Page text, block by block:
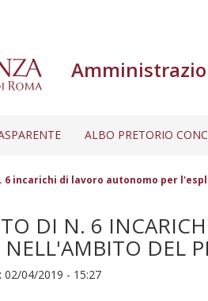
ALBO PRETORIO
6 incarichi di lavoro autonomo per
DI N. 6
DEL
02/04/2019 - 15:27